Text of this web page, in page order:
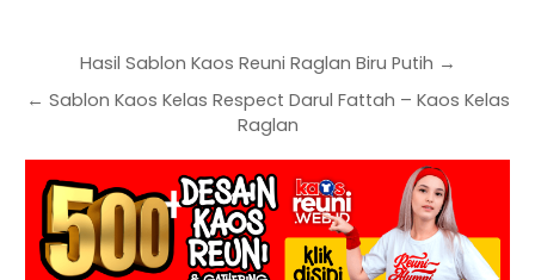
Hasil Sablon Kaos Reuni Raglan Biru Putih →
← Sablon Kaos Kelas Respect Darul Fattah – Kaos Kelas
Raglan